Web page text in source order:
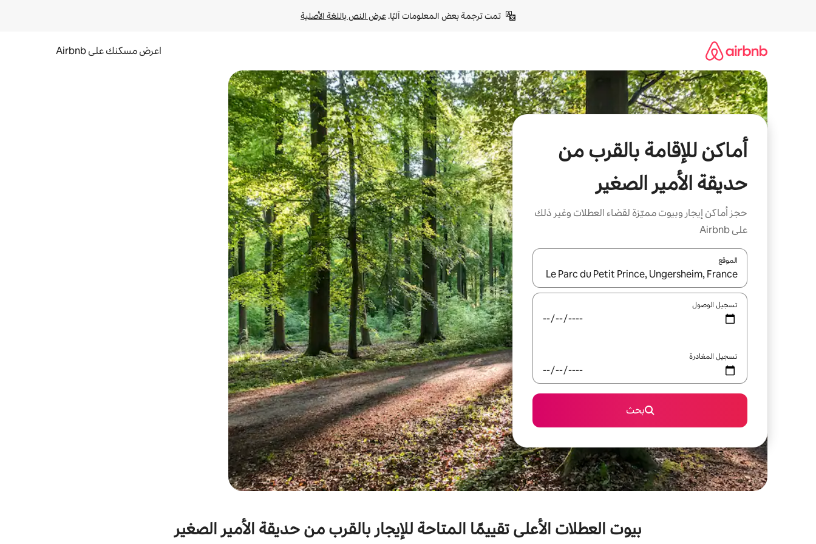
تمت ترجمة بعض المعلومات آليًا. عرض النص باللغة الأصلية
اعرض مسكنك على Airbnb
أماكن للإقامة بالقرب من
حديقة الأمير الصغير
حجز أماكن إيجار وبيوت مميّزة لقضاء العطلات وغير ذلك
على Airbnb
الموقع
عند توفر النتائج، انتقل باستخدام السهمين لأعلى ولأسفل أو استكشف عن طريق اللمس أو السحب.
تسجيل الوصول
تسجيل المغادرة
بحث
بيوت العطلات الأعلى تقييمًا المتاحة للإيجار بالقرب من حديقة الأمير الصغير